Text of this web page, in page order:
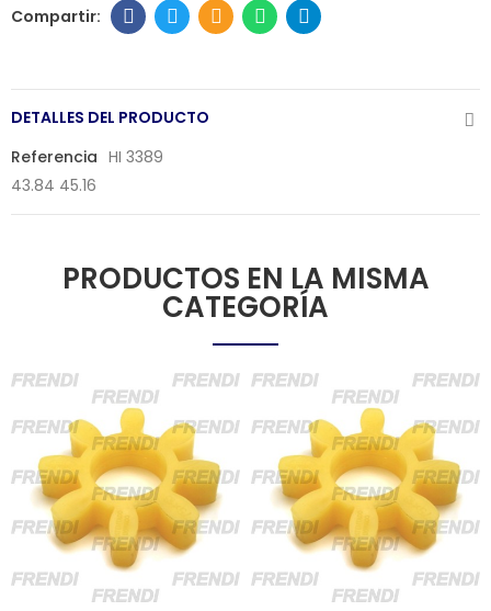
DETALLES DEL PRODUCTO
Referencia HI 3389
43.84 45.16
PRODUCTOS EN LA MISMA
CATEGORÍA